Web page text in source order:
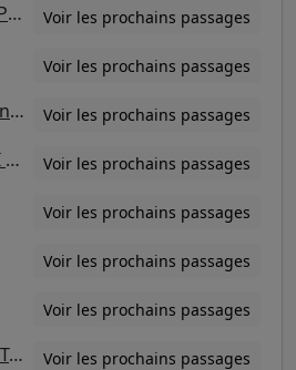
Les Avernaises / Pont de Rungis / Hangar N°6 Voir les prochains passages
Voir les prochains passages
Lindbergh / Toronto Voir les prochains passages
Lycée Monod / ZI Enna Voir les prochains passages
Voir les prochains passages
Voir les prochains passages
Voir les prochains passages
Mairie / Docteur Ténine Voir les prochains passages